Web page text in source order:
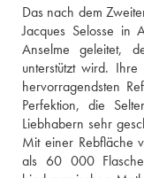
Das nach dem
Jacques Selosse in
Anselme geleitet,
unterstützt wird.
hervorragendsten
Perfektion, die
Liebhabern sehr
Mit einer Rebfläche
als 60 000